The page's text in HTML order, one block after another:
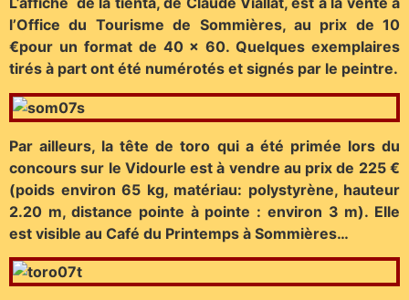
l’Office du Tourisme de Sommières, au prix de 10
€pour un format de 40 x 60. Quelques exemplaires
tirés à part ont été numérotés et signés par le peintre.
Par ailleurs, la tête de toro qui a été primée lors du
concours sur le Vidourle est à vendre au prix de 225 €
(poids environ 65 kg, matériau: polystyrène, hauteur
2.20 m, distance pointe à pointe : environ 3 m). Elle
est visible au Café du Printemps à Sommières…